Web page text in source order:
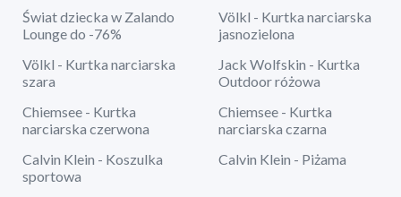
Świat dziecka w Zalando
Lounge do -76%
Völkl - Kurtka narciarska
jasnozielona
Völkl - Kurtka narciarska
szara
Jack Wolfskin - Kurtka
Outdoor różowa
Chiemsee - Kurtka
narciarska czerwona
Chiemsee - Kurtka
narciarska czarna
Calvin Klein - Koszulka
sportowa
Calvin Klein - Piżama